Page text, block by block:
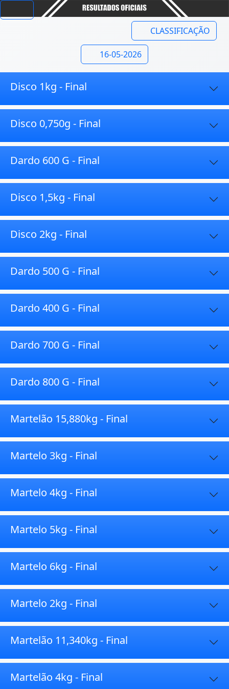
CLASSIFICAÇÃO
16-05-2026
Disco 1kg - Final
Disco 0,750g - Final
Dardo 600 G - Final
Disco 1,5kg - Final
Disco 2kg - Final
Dardo 500 G - Final
Dardo 400 G - Final
Dardo 700 G - Final
Dardo 800 G - Final
Martelão 15,880kg - Final
Martelo 3kg - Final
Martelo 4kg - Final
Martelo 5kg - Final
Martelo 6kg - Final
Martelo 2kg - Final
Martelão 11,340kg - Final
Martelão 4kg - Final